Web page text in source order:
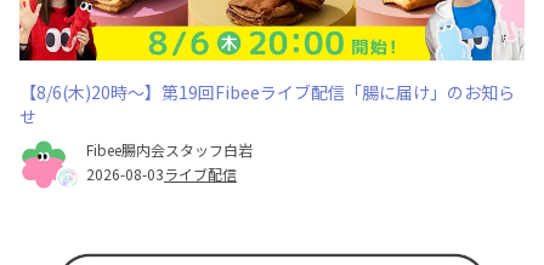
【8/6(木)20時～】第19回Fibeeライブ配信「腸に届け」のお知ら
せ
Fibee腸内会スタッフ白岩
2026-08-03ライブ配信